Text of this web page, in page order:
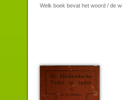
Welk boek bevat het woord / de